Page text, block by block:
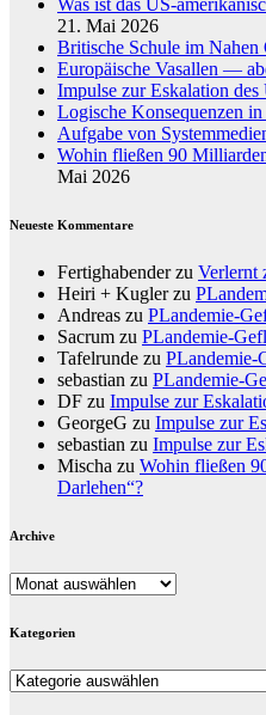
Was ist das US-
21. Mai 2026
Britische Schule im Nahen
Europäische Vasallen —
Impulse zur Eskalation
Logische Konsequenzen
Aufgabe von
Wohin fließen 90
Mai 2026
Neueste Kommentare
Fertighabenderzu Verlernt
Heiri + Kuglerzu
Andreas zu PLandemie-
Sacrum zu PLandemie-
Tafelrunde zu PLandemie-
sebastian zu PLandemie-
DF zu Impulse zur
GeorgeG zu Impulse zur
sebastian zu Impulse zur
Mischa zu Wohin fließen
Darlehen“?
Archive
Archive
Kategorien
Kategorien